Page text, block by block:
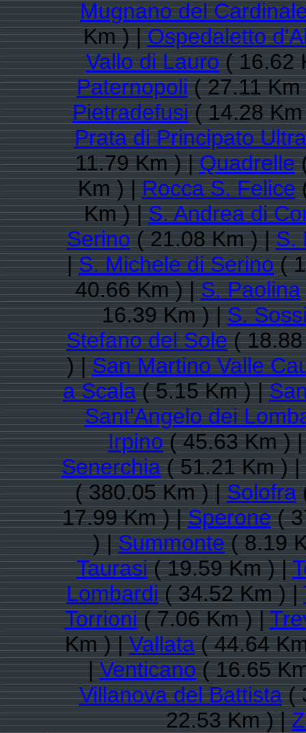
Mugnano del
Km ) |Ospedaletto
Vallo di Lauro( 16.62
Paternopoli( 27.11
Pietradefusi( 14.28
Prata di Principato Ultra
11.79 Km ) |Quadrelle
Km ) |Rocca S. Felice
Km ) |S. Andrea di
Serino( 21.08 Km ) |S.
|S. Michele di Serino(
40.66 Km ) |S. Paolina
16.39 Km ) |S.
Stefano del Sole(
) |San Martino Valle
a Scala( 5.15 Km ) |
Sant'Angelo dei
Irpino( 45.63 Km )
Senerchia( 51.21 Km ) |
( 380.05 Km ) |Solofra
17.99 Km ) |Sperone(
) |Summonte( 8.19
Taurasi( 19.59 Km ) |
Lombardi( 34.52 Km ) |
Torrioni( 7.06 Km ) |
Km ) |Vallata( 44.64
|Venticano( 16.65
Villanova del Battista(
22.53 Km ) |